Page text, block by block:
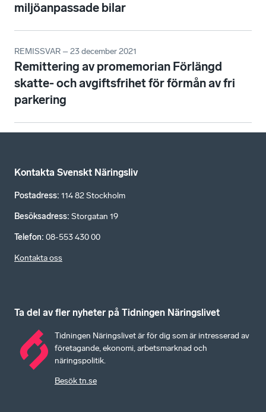
miljöanpassade bilar
REMISSVAR – 23 december 2021
Remittering av promemorian Förlängd
skatte- och avgiftsfrihet för förmån av fri
parkering
Kontakta Svenskt Näringsliv
Postadress: 114 82 Stockholm
Besöksadress: Storgatan 19
Telefon: 08-553 430 00
Kontakta oss
Ta del av fler nyheter på Tidningen Näringslivet
Tidningen Näringslivet är för dig som är intresserad av
företagande, ekonomi, arbetsmarknad och
näringspolitik.
Besök tn.se